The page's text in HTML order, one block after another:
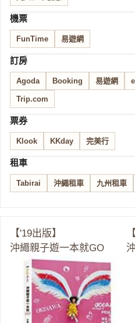
機票
FunTime 易遊網
訂房
Agoda Booking 易遊網
Trip.com
票券
Klook KKday 完美行
租車
Tabirai 沖繩租車 九州租車
【'19出版】
沖繩親子遊一本就GO